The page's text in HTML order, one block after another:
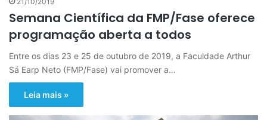
Semana Científica da FMP/Fase oferece
programação aberta a todos
Entre os dias 23 e 25 de outubro de 2019, a Faculdade Arthur
Sá Earp Neto (FMP/Fase) vai promover a…
Leia mais »